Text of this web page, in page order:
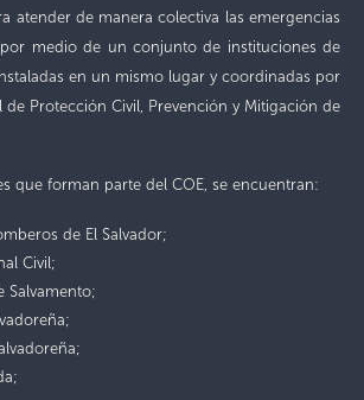
atender de manera colectiva las emergencias
medio de un conjunto de instituciones de
en un mismo lugar y coordinadas por
de Protección Civil, Prevención y Mitigación de
que forman parte del COE, se encuentran:
de El Salvador;
Civil;
Salvamento;